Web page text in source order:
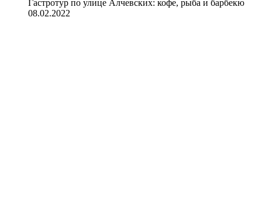
Гастротур по улице Алчевских: кофе, рыба и барбекю
08.02.2022